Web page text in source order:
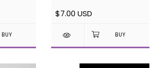
$7.00 USD